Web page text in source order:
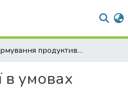
Формування продуктивності розторопші плямистої в умовах Полтавської області.
в умовах